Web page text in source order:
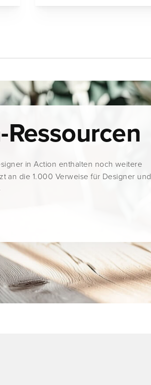
Ressourcen
in Action enthalten noch weitere
an die 1.000 Verweise für Designer und